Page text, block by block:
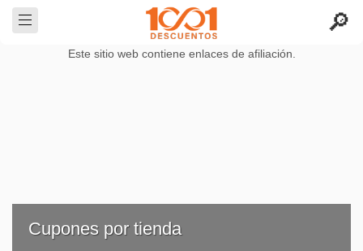
Este sitio web contiene enlaces de afiliación.
Cupones por tienda